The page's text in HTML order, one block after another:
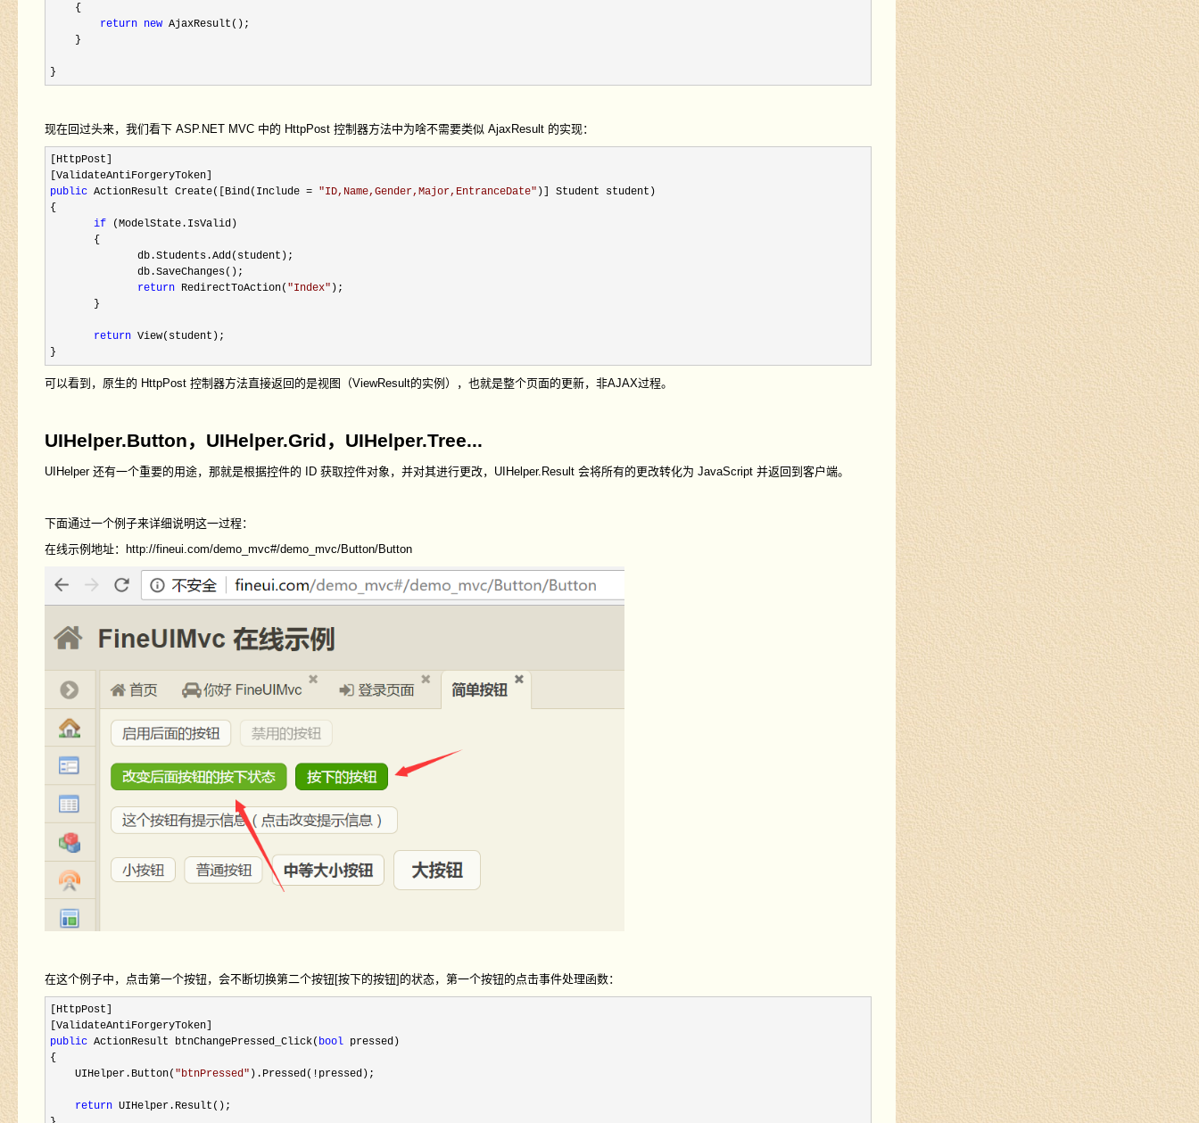
    {
return new AjaxResult();
    }
}
现在回过头来，我们看下 ASP.NET MVC 中的 HttpPost 控制器方法中为啥不需要类似 AjaxResult 的实现：
[HttpPost]
public ActionResult Create([Bind(Include = "ID,Name,Gender,Major,EntranceDate" )] Student student)
{
if (ModelState.IsValid)
       {
              db.Students.Add(student);
              db.SaveChanges();
return RedirectToAction( "Index" );
       }
return View(student);
}
可以看到，原生的 HttpPost 控制器方法直接返回的是视图（ViewResult的实例），也就是整个页面的更新，非AJAX过程。
UIHelper.Button，UIHelper.Grid，UIHelper.Tree...
UIHelper 还有一个重要的用途，那就是根据控件的 ID 获取控件对象，并对其进行更改，UIHelper.Result 会将所有的更改转化为 JavaScript 并返回到客户端。
下面通过一个例子来详细说明这一过程：
在线示例地址：http://fineui.com/demo_mvc#/demo_mvc/Button/Button
在这个例子中，点击第一个按钮，会不断切换第二个按钮[按下的按钮]的状态，第一个按钮的点击事件处理函数：
[HttpPost]
public ActionResult btnChangePressed_Click( bool pressed)
{
    UIHelper.Button(
"btnPressed" ).Pressed(! pressed);
return UIHelper.Result();